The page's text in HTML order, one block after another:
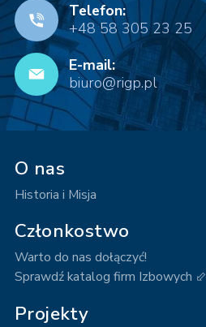
Telefon:
+48 58 305 23 25
E-mail:
biuro@rigp.pl
O nas
Historia i Misja
Członkostwo
Warto do nas dołączyć!
Sprawdź katalog firm Izbowych ⬃
Projekty